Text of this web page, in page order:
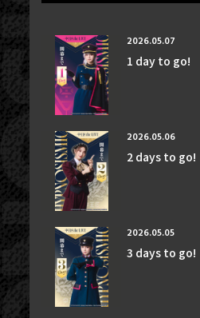
2026.05.07
1 day to go!
2026.05.06
2 days to go!
2026.05.05
3 days to go!